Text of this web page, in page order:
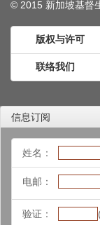
© 2015 新加坡基督
版权与许可
联络我们
信息订阅
姓名：
电邮：
验证：